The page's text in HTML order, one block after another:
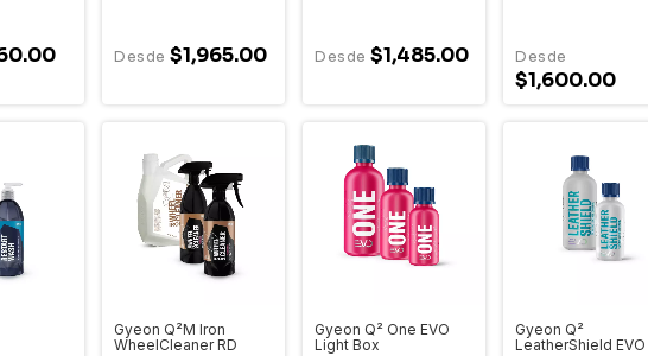
$1,965.00 $1,485.00
$1,600.00
Gyeon Q²M Iron
WheelCleaner RD
Gyeon Q² One EVO
Light Box
Gyeon Q²
LeatherShield EVO